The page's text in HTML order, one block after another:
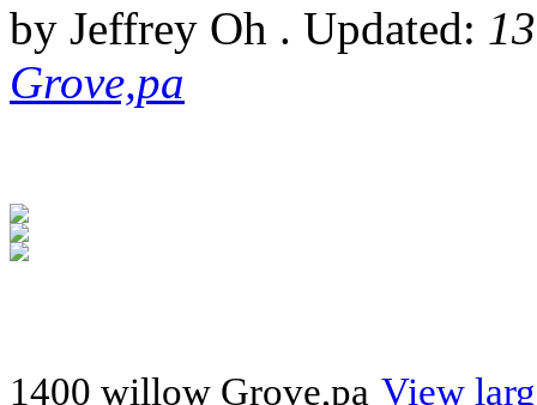
by Jeffrey Oh . Updated:
Grove,pa
1400 willow Grove,pa View